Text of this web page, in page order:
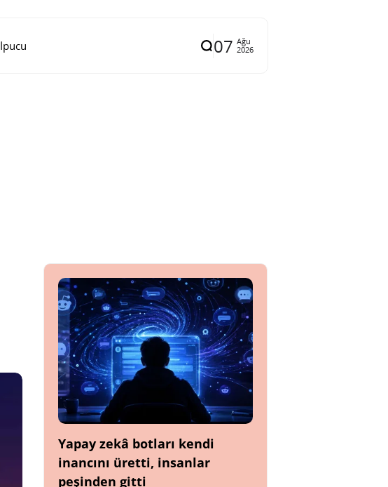
İpucu 07 Ağu
2026
Yapay zekâ botları kendi
inancını üretti, insanlar
peşinden gitti